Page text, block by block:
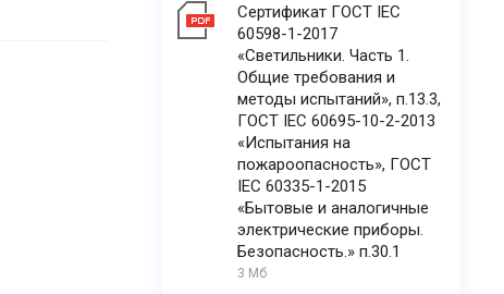
Сертификат ГОСТ IEC
60598-1-2017
«Светильники. Часть 1.
Общие требования и
методы испытаний», п.13.3,
ГОСТ IEC 60695-10-2-2013
«Испытания на
пожароопасность», ГОСТ
IEC 60335-1-2015
«Бытовые и аналогичные
электрические приборы.
Безопасность.» п.30.1
3 Мб